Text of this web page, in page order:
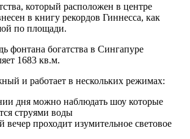
который расположен в центре
в книгу рекордов Гиннесса, как
по площади.
1683 кв.м.
и работает в нескольких режимах:
дня можно наблюдать шоу которые
струями воды
проходит изумительное световое